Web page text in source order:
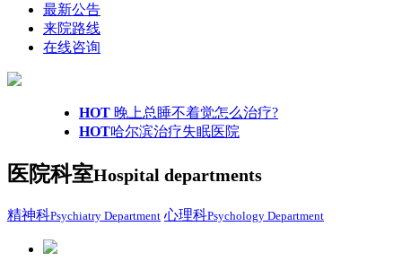
最新公告
来院路线
在线咨询
HOT 晚上总睡不着觉怎么治疗?
HOT哈尔滨治疗失眠医院
医院科室Hospital departments
精神科Psychiatry Department 心理科Psychology Department